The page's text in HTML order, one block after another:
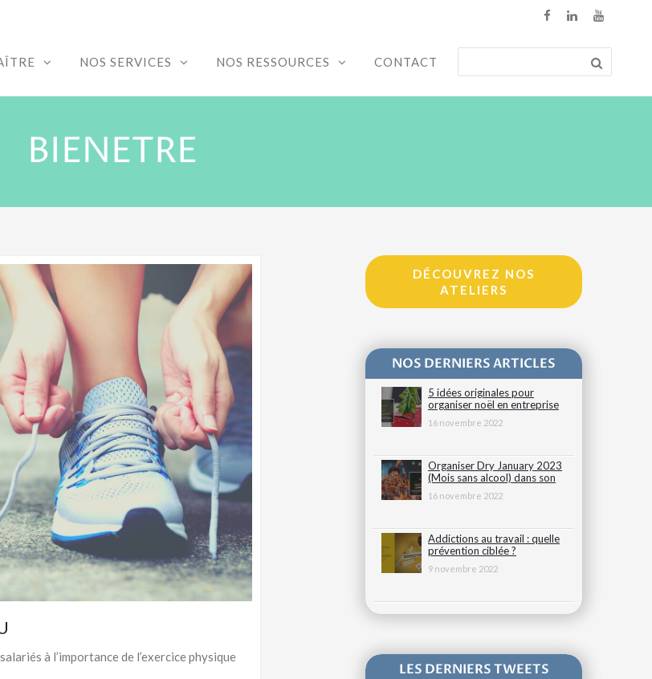
NOS SERVICES NOS RESSOURCES CONTACT
BIENETRE
à l’importance de l’exercice physique
DÉCOUVREZ NOS
ATELIERS
NOS DERNIERS ARTICLES
5 idées originales pour
organiser noël en entreprise
16 novembre 2022
Organiser Dry January 2023
(Mois sans alcool) dans son
entreprise
16 novembre 2022
Addictions au travail : quelle
prévention ciblée ?
9 novembre 2022
LES DERNIERS TWEETS